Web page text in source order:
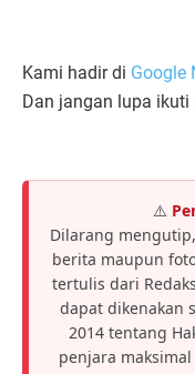
Kami hadir di Google
Dan jangan lupa ikuti
⚠️
Dilarang
berita maupun
tertulis dari
dapat dikenakan
2014 tentang
penjara